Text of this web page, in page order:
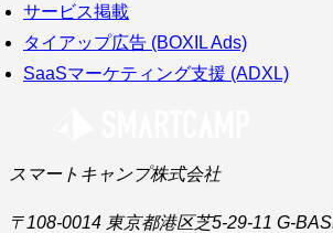
サービス掲載
タイアップ広告 (BOXIL Ads)
SaaSマーケティング支援 (ADXL)
スマートキャンプ株式会社
〒108-0014 東京都港区芝5-29-11 G-